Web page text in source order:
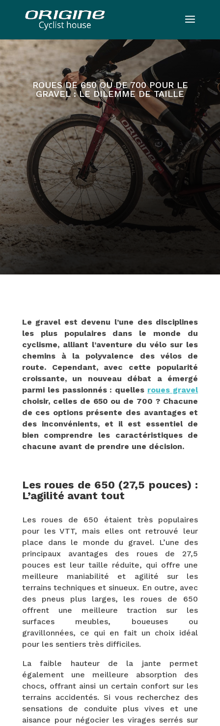
ROUES DE 650 OU DE 700 POUR LE
GRAVEL : LE DILEMME DE TAILLE
Le gravel est devenu l’une des disciplines
les plus populaires dans le monde du
cyclisme, alliant l’aventure du vélo sur les
chemins à la polyvalence des vélos de
route. Cependant, avec cette popularité
croissante, un nouveau débat a émergé
parmi les passionnés : quelles roues gravel
choisir, celles de 650 ou de 700 ? Chacune
de ces options présente des avantages et
des inconvénients, et il est essentiel de
bien comprendre les caractéristiques de
chacune avant de prendre une décision.
Les roues de 650 (27,5 pouces) :
L’agilité avant tout
Les roues de 650 étaient très populaires
pour les VTT, mais elles ont retrouvé leur
place dans le monde du gravel. L’une des
principaux avantages des roues de 27,5
pouces est leur taille réduite, qui offre une
meilleure maniabilité et agilité sur les
terrains techniques et sinueux. En outre, avec
des pneus plus larges, les roues de 650
offrent une meilleure traction sur les
surfaces meubles, boueuses ou
gravillonnées, ce qui en fait un choix idéal
pour les sentiers très difficiles.
La faible hauteur de la jante permet
également une meilleure absorption des
chocs, offrant ainsi un certain confort sur les
terrains accidentés. Si vous recherchez des
sensations de conduite plus vives et une
aisance pour négocier les virages serrés sur